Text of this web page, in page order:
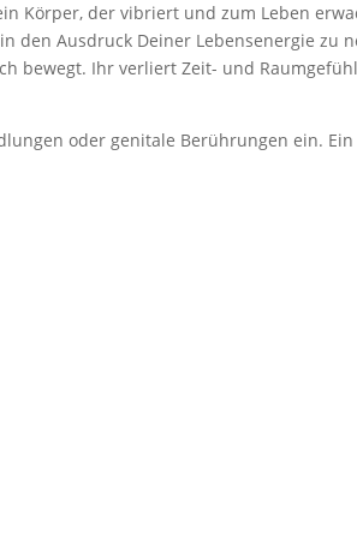
Körper, der vibriert und zum Leben
Ausdruck Deiner Lebensenergie zu
bewegt. Ihr verliert Zeit- und
oder genitale Berührungen ein.